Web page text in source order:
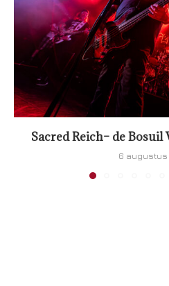
Sacred Reich– de
6 augustus